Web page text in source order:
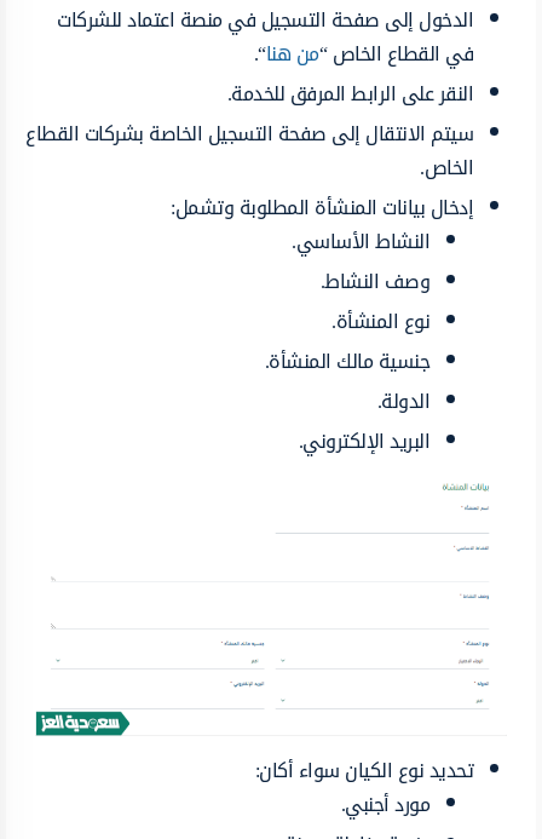
الدخول إلى صفحة التسجيل في منصة اعتماد للشركات
في القطاع الخاص “من هنا“.
النقر على الرابط المرفق للخدمة.
سيتم الانتقال إلى صفحة التسجيل الخاصة بشركات القطاع
الخاص.
إدخال بيانات المنشأة المطلوبة وتشمل:
النشاط الأساسي.
وصف النشاط.
نوع المنشأة.
جنسية مالك المنشأة.
الدولة.
البريد الإلكتروني.
تحديد نوع الكيان سواء أكان:
مورد أجنبي.